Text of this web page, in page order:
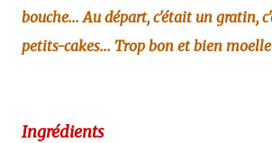
bouche... Au départ, c'était un gratin,
petits-cakes... Trop bon et bien
Ingrédients